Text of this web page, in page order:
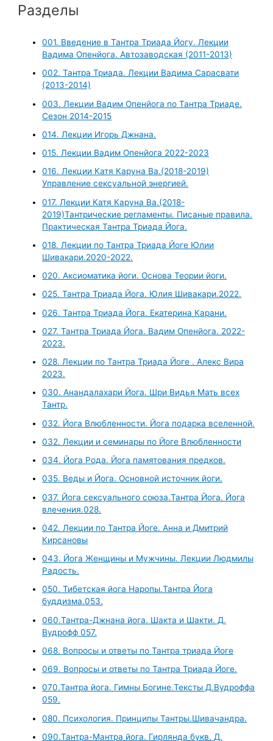
Разделы
001. Введение в Тантра Триада Йогу. Лекции
Вадима Опенйога. Автозаводская (2011-2013)
002. Тантра Триада. Лекции Вадима Сарасвати
(2013-2014)
003. Лекции Вадим Опенйога по Тантра Триаде.
Сезон 2014-2015
014. Лекции Игорь Джнана.
015. Лекции Вадим Опенйога 2022-2023
016. Лекции Катя Каруна Ва.(2018-2019)
Управление сексуальной энергией.
017. Лекции Катя Каруна Ва.(2018-
2019)Тантрические регламенты. Писаные правила.
Практическая Тантра Триада Йога.
018. Лекции по Тантра Триада Йоге Юлии
Шивакари.2020-2022.
020. Аксиоматика йоги. Основа Теории йоги.
025. Тантра Триада Йога. Юлия Шивакари.2022.
026. Тантра Триада Йога. Екатерина Карани.
027. Тантра Триада Йога. Вадим Опенйога. 2022-
2023.
028. Лекции по Тантра Триада Йоге . Алекс Вира
2023.
030. Анандалахари Йога. Шри Видья Мать всех
Тантр.
032. Йога Влюбленности. Йога подарка вселенной.
032. Лекции и семинары по Йоге Влюбленности
034. Йога Рода. Йога памятования предков.
035. Веды и Йога. Основной источник йоги.
037. Йога сексуального союза.Тантра Йога. Йога
влечения.028.
042. Лекции по Тантра Йоге. Анна и Дмитрий
Кирсановы
043. Йога Женщины и Мужчины. Лекции Людмилы
Радость.
050. Тибетская йога Наропы.Тантра Йога
буддизма.053.
060.Тантра-Джнана йога. Шакта и Шакти. Д.
Вудрофф 057.
068. Вопросы и ответы по Тантра триада Йоге
069. Вопросы и ответы по Тантра Триада Йоге.
070.Тантра йога. Гимны Богине.Тексты Д.Вудроффа
059.
080. Психология. Принципы Тантры.Шивачандра.
090.Тантра-Мантра йога. Гирлянда букв. Д.